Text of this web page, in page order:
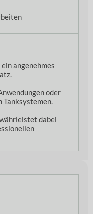
angenehmes
oder
Tanksystemen.
dabei